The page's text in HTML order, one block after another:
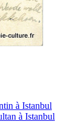
à Istanbul
à Istanbul